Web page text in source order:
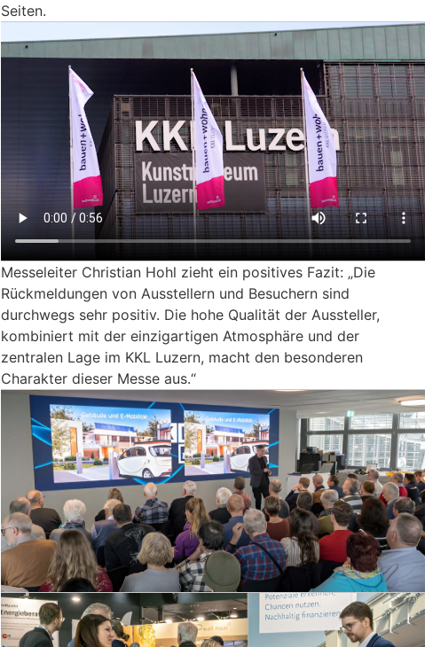
Seiten.
Messeleiter Christian Hohl zieht ein positives Fazit: „Die
Rückmeldungen von Ausstellern und Besuchern sind
durchwegs sehr positiv. Die hohe Qualität der Aussteller,
kombiniert mit der einzigartigen Atmosphäre und der
zentralen Lage im KKL Luzern, macht den besonderen
Charakter dieser Messe aus.“